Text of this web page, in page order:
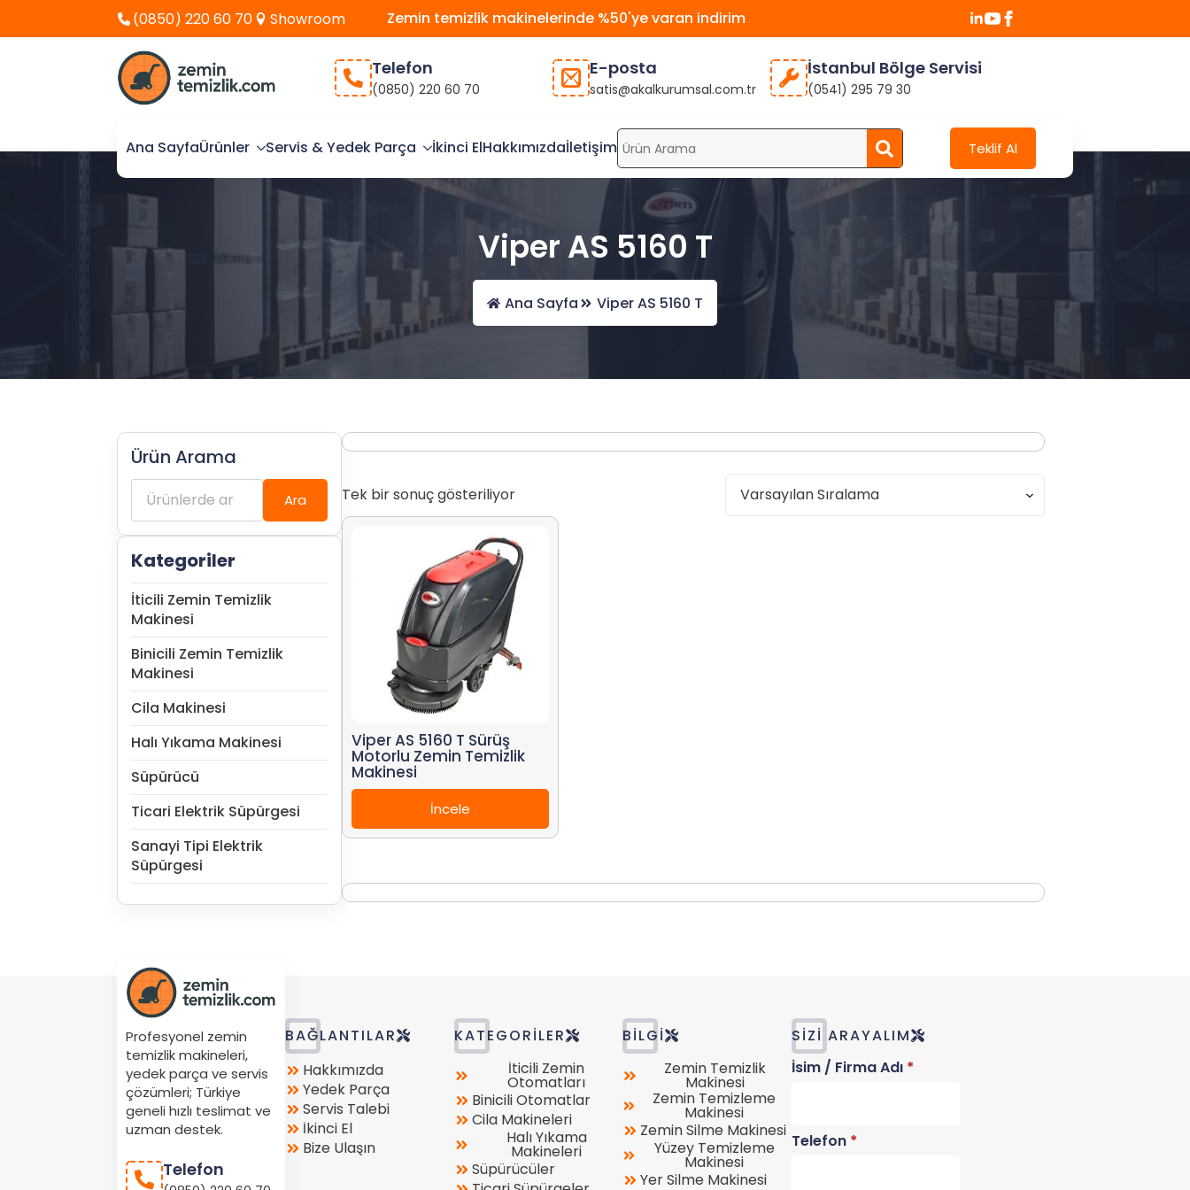
(0850) 220 60 70 Showroom Zemin temizlik makinelerinde %50'ye varan indirim
Telefon
(0850) 220 60 70
E-posta
satis@akalkurumsal.com.tr
İstanbul Bölge Servisi
(0541) 295 79 30
Ana SayfaÜrünler Servis & Yedek Parça İkinci ElHakkımızdaİletişim
Search
Teklif Al
Viper AS 5160 T
Ana Sayfa Viper AS 5160 T
Ürün Arama
Ara:
Ara
Kategoriler
İticili Zemin Temizlik
Makinesi
Binicili Zemin Temizlik
Makinesi
Cila Makinesi
Halı Yıkama Makinesi
Süpürücü
Ticari Elektrik Süpürgesi
Sanayi Tipi Elektrik
Süpürgesi
Tek bir sonuç gösteriliyor
Viper AS 5160 T Sürüş
Motorlu Zemin Temizlik
Makinesi
İncele
Profesyonel zemin
temizlik makineleri,
yedek parça ve servis
çözümleri; Türkiye
geneli hızlı teslimat ve
uzman destek.
Telefon
BAĞLANTILAR
Store
Location
Hakkımızda
Yedek Parça
Servis Talebi
İkinci El
Bize Ulaşın
KATEGORILER
İticili Zemin
Otomatları
Binicili Otomatlar
Cila Makineleri
Halı Yıkama
Makineleri
Süpürücüler
BILGI
Zemin Temizlik
Makinesi
Zemin Temizleme
Makinesi
Zemin Silme Makinesi
Yüzey Temizleme
Makinesi
Yer Silme Makinesi
SIZI ARAYALIM
İsim / Firma Adı *
Telefon *